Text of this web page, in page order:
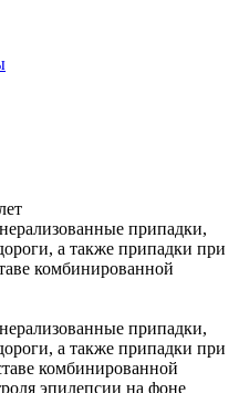
припадки,
а также припадки при
комбинированной
припадки,
а также припадки при
комбинированной
эпилепсии на фоне